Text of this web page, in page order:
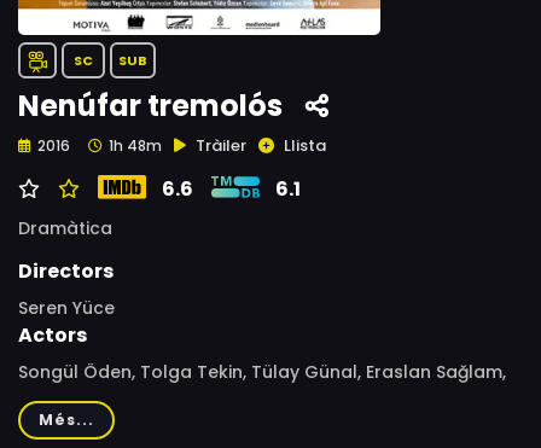
SC SUB
Nenúfar tremolós
2016 1h 48m Tràiler Llista
6.6 6.1
Dramàtica
Directors
Seren Yüce
Actors
Songül Öden, Tolga Tekin, Tülay Günal, Eraslan Sağlam,
Duru Lal Pekel, Ayşe Tunaboylu, Taha Yusuf Tan, Esme
Madra, Serpil Göral, Sezin Bozacı, Serkan Keskin
Més...